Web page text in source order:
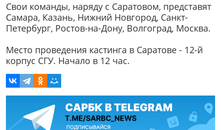
Свои команды, наряду с Саратовом, представят
Самара, Казань, Нижний Новгород, Санкт-
Петербург, Ростов-на-Дону, Волгоград, Москва.
Место проведения кастинга в Саратове - 12-й
корпус СГУ. Начало в 12 час.